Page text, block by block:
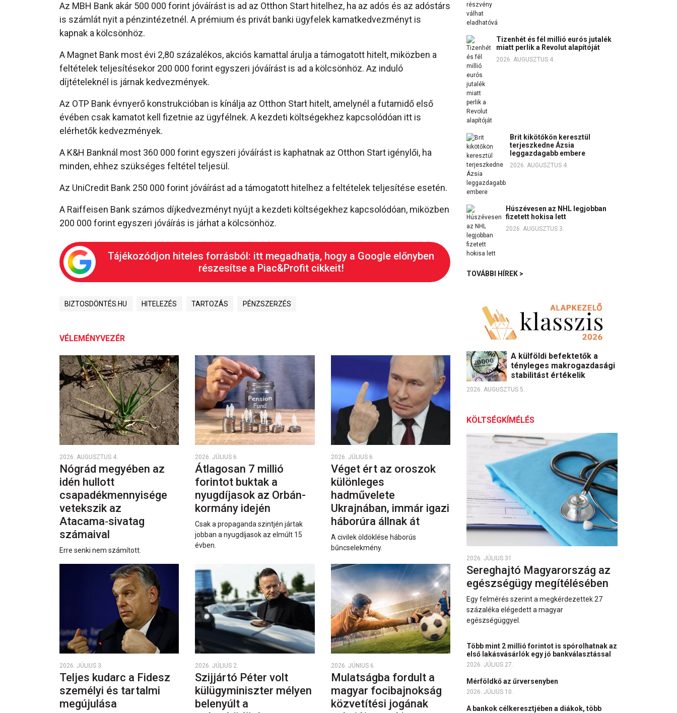
Az MBH Bank akár 500 000 forint jóváírást is ad az Otthon Start hitelhez, ha az adós és az adóstárs
is számlát nyit a pénzintézetnél. A prémium és privát banki ügyfelek kamatkedvezményt is
kapnak a kölcsönhöz.
A Magnet Bank most évi 2,80 százalékos, akciós kamattal árulja a támogatott hitelt, miközben a
feltételek teljesítésekor 200 000 forint egyszeri jóváírást is ad a kölcsönhöz. Az induló
díjtételeknél is járnak kedvezmények.
Az OTP Bank évnyerő konstrukcióban is kínálja az Otthon Start hitelt, amelynél a futamidő első
évében csak kamatot kell fizetnie az ügyfélnek. A kezdeti költségekhez kapcsolódóan itt is
elérhetők kedvezmények.
A K&H Banknál most 360 000 forint egyszeri jóváírást is kaphatnak az Otthon Start igénylői, ha
minden, ehhez szükséges feltétel teljesül.
Az UniCredit Bank 250 000 forint jóváírást ad a támogatott hitelhez a feltételek teljesítése esetén.
A Raiffeisen Bank számos díjkedvezményt nyújt a kezdeti költségekhez kapcsolódóan, miközben
200 000 forint egyszeri jóváírás is járhat a kölcsönhöz.
Tájékozódjon hiteles forrásból: itt megadhatja, hogy a Google előnyben
részesítse a Piac&Profit cikkeit!
BIZTOSDÖNTÉS.HU HITELEZÉS TARTOZÁS PÉNZSZERZÉS
VÉLEMÉNYVEZÉR
2026. AUGUSZTUS 4.
Nógrád megyében az
idén hullott
csapadékmennyisége
vetekszik az
Atacama‑sivatag
számaival
Erre senki nem számított.
2026. JÚLIUS 6.
Átlagosan 7 millió
forintot buktak a
nyugdíjasok az Orbán-
kormány idején
Csak a propaganda szintjén jártak
jobban a nyugdíjasok az elmúlt 15
évben.
2026. JÚLIUS 6.
Véget ért az oroszok
különleges
hadművelete
Ukrajnában, immár igazi
háborúra állnak át
A civilek öldöklése háborús
bűncselekmény.
2026. JÚLIUS 3.
Teljes kudarc a Fidesz
személyi és tartalmi
megújulása
2026. JÚLIUS 2.
Szijjártó Péter volt
külügyminiszter mélyen
belenyúlt a
2026. JÚNIUS 6.
Mulatságba fordult a
magyar focibajnokság
közvetítési jogának
Tizenhét és fél millió eurós jutalék
miatt perlik a Revolut alapítóját
2026. AUGUSZTUS 4.
Brit kikötőkön keresztül
terjeszkedne Ázsia
leggazdagabb embere
2026. AUGUSZTUS 4.
Húszévesen az NHL legjobban
fizetett hokisa lett
2026. AUGUSZTUS 3.
TOVÁBBI HÍREK >
A külföldi befektetők a
tényleges makrogazdasági
stabilitást értékelik
2026. AUGUSZTUS 5.
KÖLTSÉGKÍMÉLÉS
2026. JÚLIUS 31.
Sereghajtó Magyarország az
egészségügy megítélésében
Egy felmérés szerint a megkérdezettek 27
százaléka elégedett a magyar
egészségüggyel.
Több mint 2 millió forintot is spórolhatnak az
első lakásvásárlók egy jó bankválasztással
2026. JÚLIUS 27.
Mérföldkő az űrversenyben
2026. JÚLIUS 10.
A bankok célkeresztjében a diákok, több